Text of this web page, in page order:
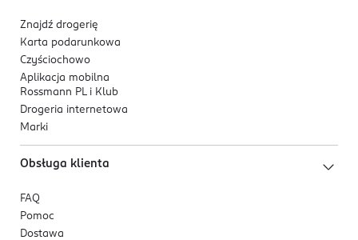
PL-Polska
Kod EAN
5 904905 082589
Znajdź drogerię
Karta podarunkowa
Czyściochowo
Aplikacja mobilna
Rossmann PL i Klub
Drogeria internetowa
Marki
Obsługa klienta
FAQ
Pomoc
Dostawa